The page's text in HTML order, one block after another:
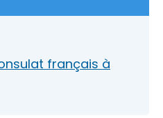
français à